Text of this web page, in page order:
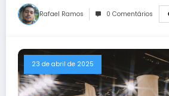
Rafael Ramos 0 Comentários
23 de abril de 2025